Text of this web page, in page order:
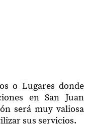
o Lugares donde
en San Juan
será muy valiosa
sus servicios.